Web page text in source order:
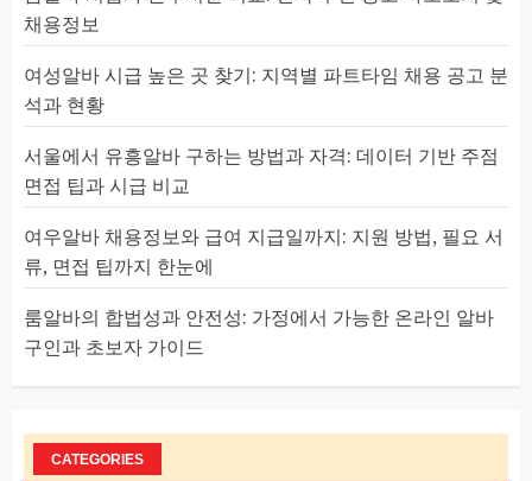
채용정보
여성알바 시급 높은 곳 찾기: 지역별 파트타임 채용 공고 분
석과 현황
서울에서 유흥알바 구하는 방법과 자격: 데이터 기반 주점
면접 팁과 시급 비교
여우알바 채용정보와 급여 지급일까지: 지원 방법, 필요 서
류, 면접 팁까지 한눈에
룸알바의 합법성과 안전성: 가정에서 가능한 온라인 알바
구인과 초보자 가이드
CATEGORIES